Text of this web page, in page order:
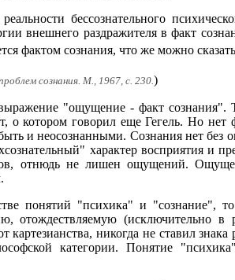
бессознательного
внешнего раздражителя в факт
фактом сознания, что же можно
сознания. М., 1967, с. 230.)
"ощущение - факт сознания".
о котором говорил еще Гегель. Но
и неосознанными. Сознания нет
характер восприятия и
отнюдь не лишен ощущений.
понятий "психика" и "сознание",
отождествляемую (исключительно
картезианства, никогда не ставил
категории. Понятие